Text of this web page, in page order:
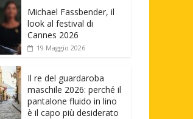
Michael Fassbender, il
look al festival di
Cannes 2026
19 Maggio 2026
Il re del guardaroba
maschile 2026: perché il
pantalone fluido in lino
è il capo più desiderato